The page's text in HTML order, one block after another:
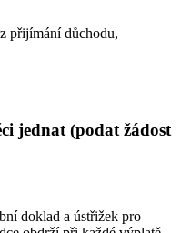
přijímání důchodu,
jednat (podat žádost
doklad a ústřižek pro